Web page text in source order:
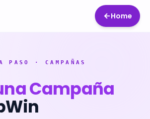
Home
PASO · CAMPAÑAS
Campaña